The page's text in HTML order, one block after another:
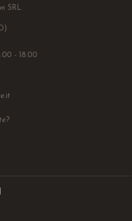
SRL
- 18.00